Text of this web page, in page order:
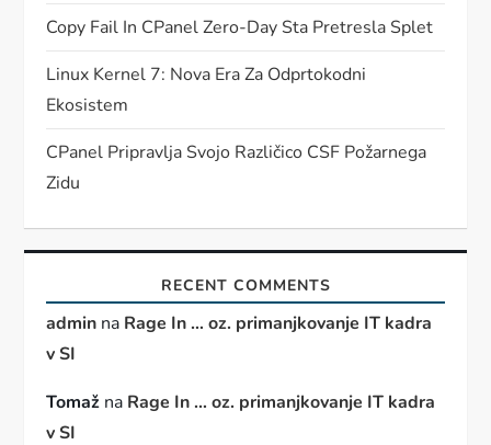
Copy Fail In CPanel Zero-Day Sta Pretresla Splet
Linux Kernel 7: Nova Era Za Odprtokodni
Ekosistem
CPanel Pripravlja Svojo Različico CSF Požarnega
Zidu
RECENT COMMENTS
admin na Rage In … oz. primanjkovanje IT kadra
v SI
Tomaž na Rage In … oz. primanjkovanje IT kadra
v SI